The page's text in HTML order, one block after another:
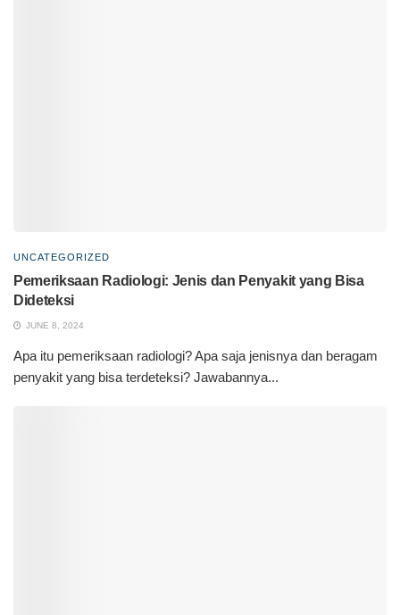
UNCATEGORIZED
Pemeriksaan Radiologi: Jenis dan Penyakit yang Bisa
Dideteksi
JUNE 8, 2024
Apa itu pemeriksaan radiologi? Apa saja jenisnya dan beragam
penyakit yang bisa terdeteksi? Jawabannya...